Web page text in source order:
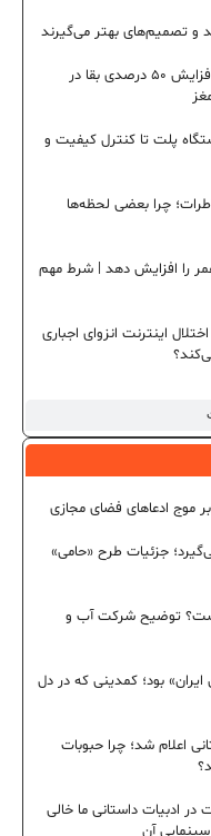
و تصمیم‌های بهتر می‌گیرند
درمان نوین با نانوذرات پوشیده از قند؛ افزایش ۵۰ درصدی بقا در
پلت تا کنترل کیفیت و
چرا بعضی لحظه‌ها
را افزایش دهد | شرط مهم
اینترنت انزوای اجباری
موج ادعاهای فضای مجازی
جزئیات طرح «حامی»
توضیح شرکت آب و
بود؛ کمدینی که در دل
اعلام شد؛ چرا حبوبات
ادبیات داستانی ما خالی
آن